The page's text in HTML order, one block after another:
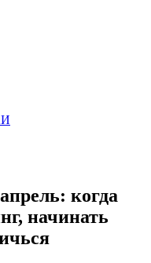
когда
начинать